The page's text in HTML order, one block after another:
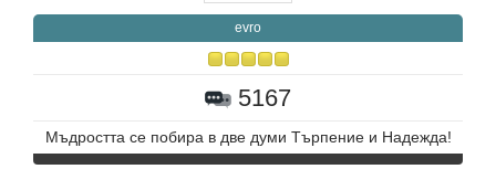
evro
5167
Мъдростта се побира в две думи Търпение и Надежда!